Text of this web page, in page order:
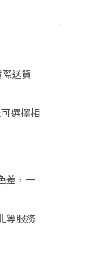
送貨
選擇相
差，一
等服務